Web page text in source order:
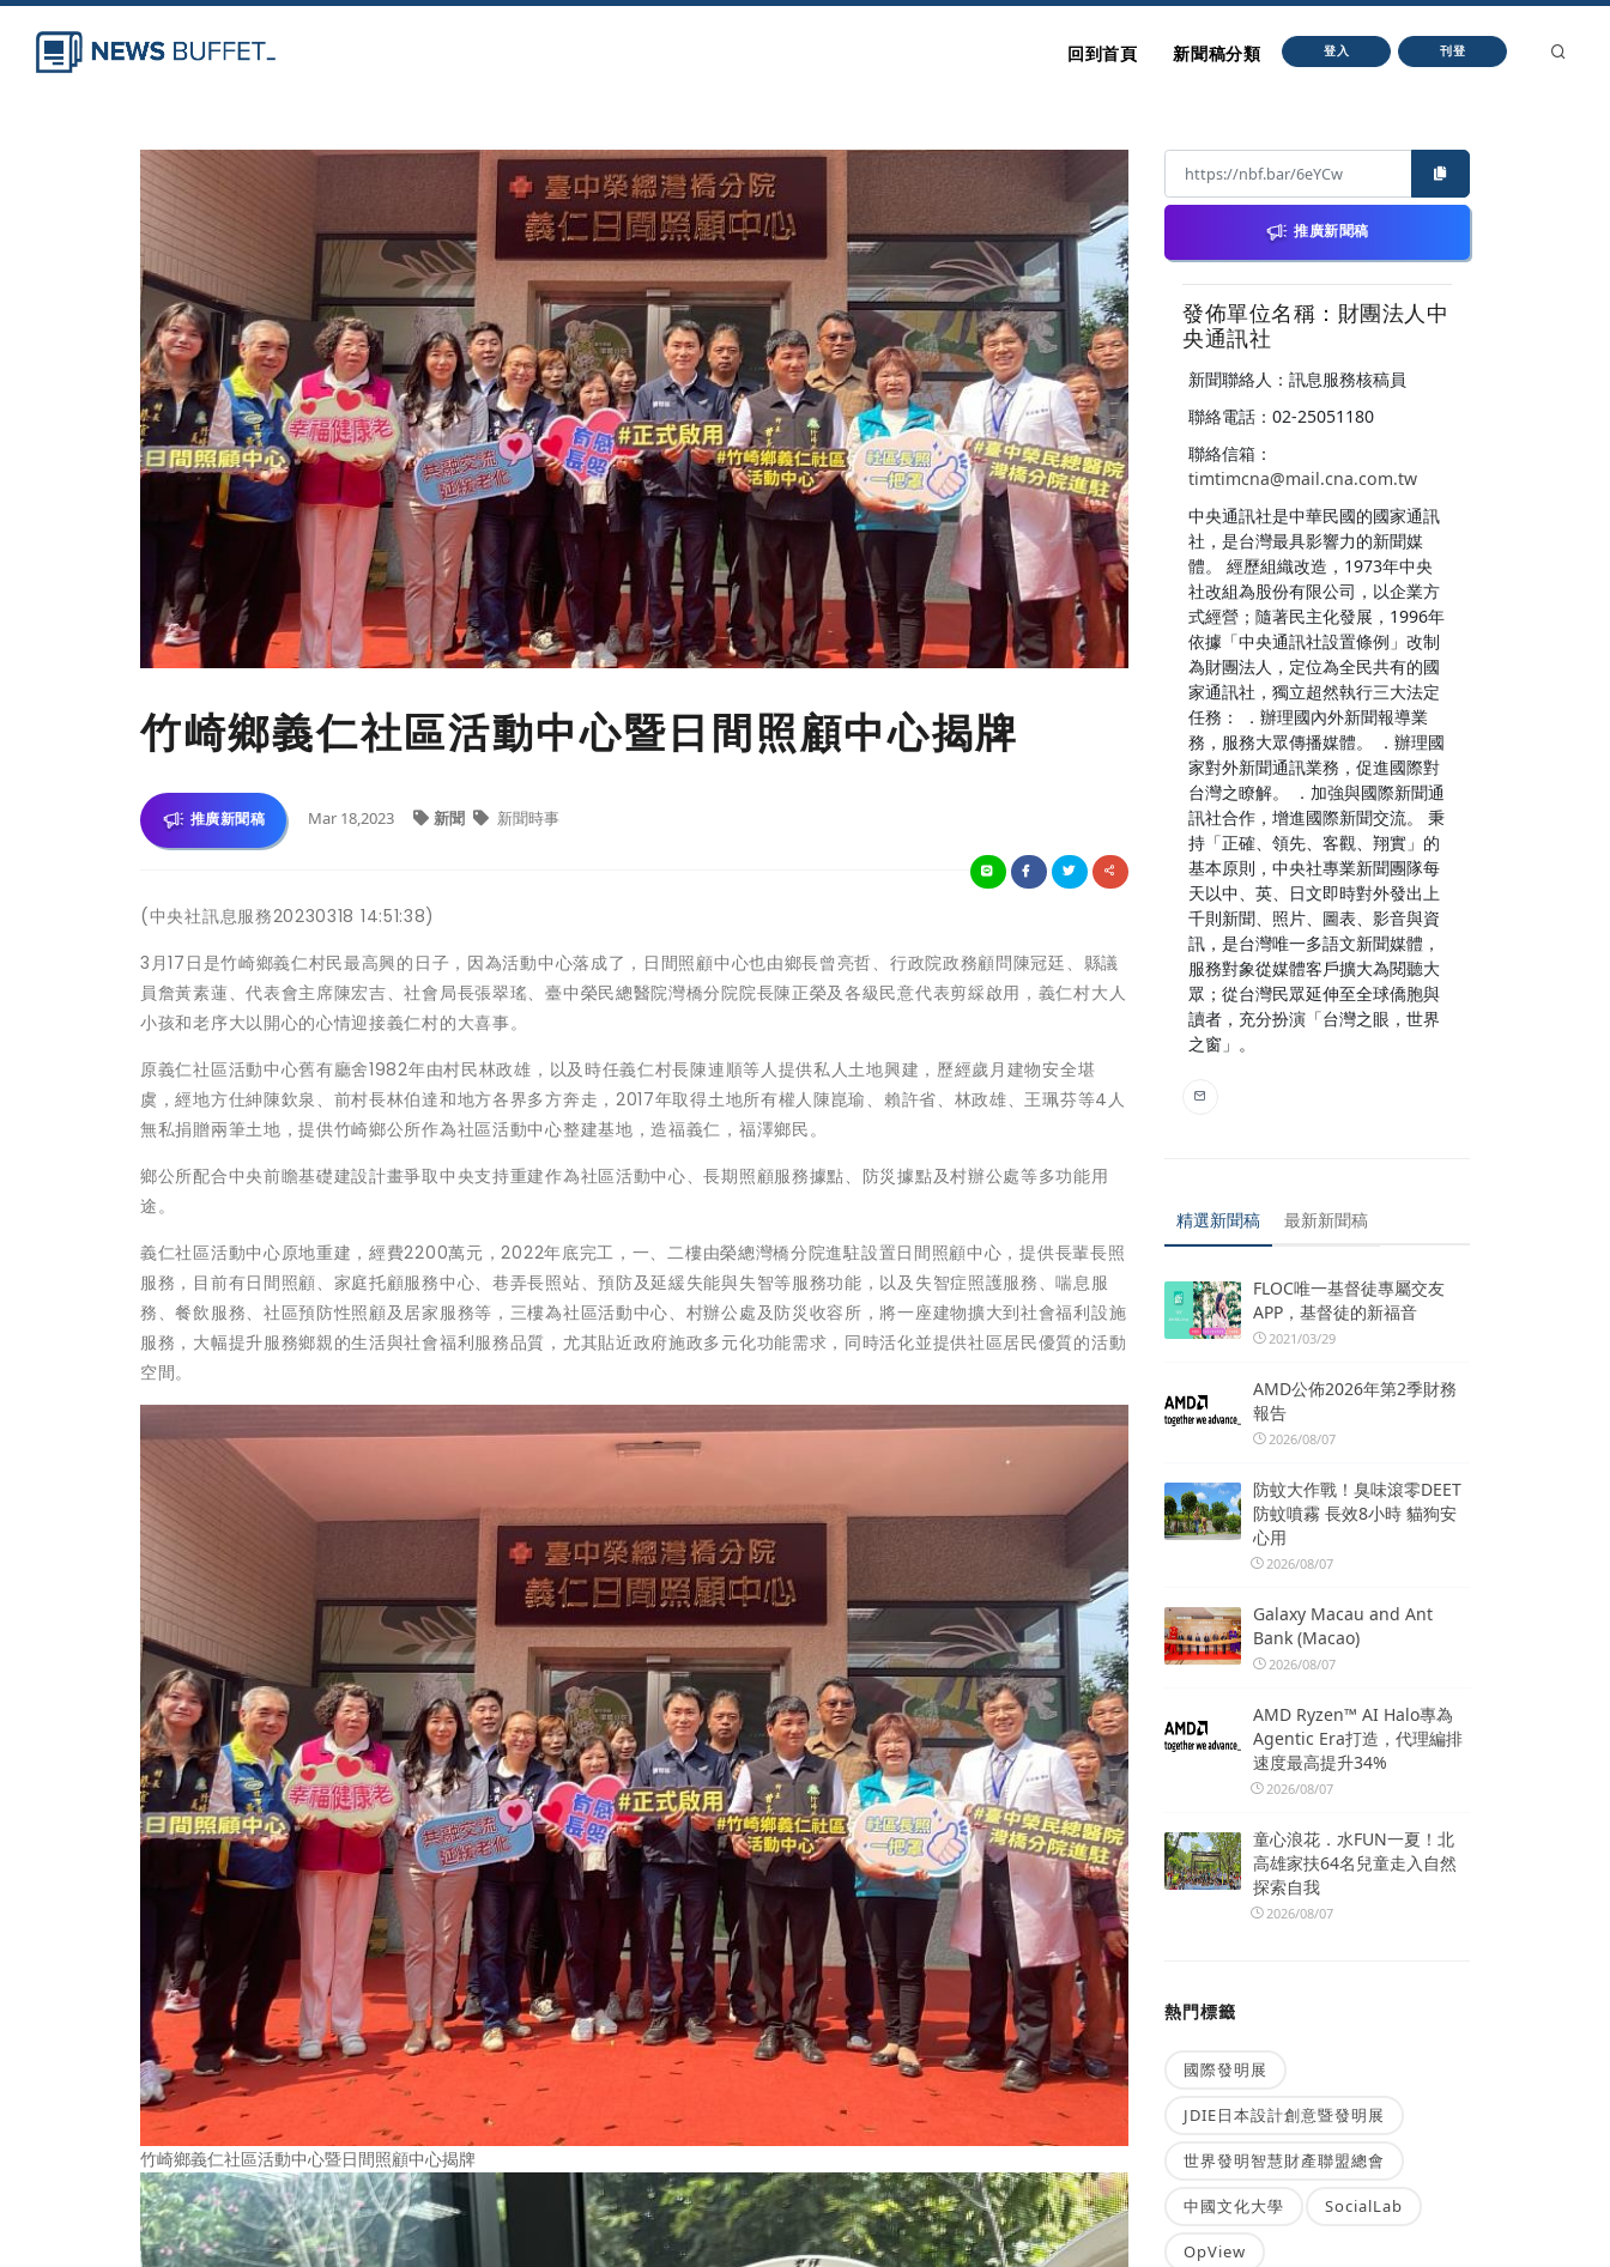
回到首頁 新聞稿分類 登入 刊登
竹崎鄉義仁社區活動中心暨日間照顧中心揭牌
推廣新聞稿 Mar 18,2023 新聞 新聞時事
(中央社訊息服務20230318 14:51:38)
3月17日是竹崎鄉義仁村民最高興的日子，因為活動中心落成了，日間照顧中心也由鄉長曾亮哲、行政院政務顧問陳冠廷、縣議
員詹黃素蓮、代表會主席陳宏吉、社會局長張翠瑤、臺中榮民總醫院灣橋分院院長陳正榮及各級民意代表剪綵啟用，義仁村大人
小孩和老序大以開心的心情迎接義仁村的大喜事。
原義仁社區活動中心舊有廳舍1982年由村民林政雄，以及時任義仁村長陳連順等人提供私人土地興建，歷經歲月建物安全堪
虞，經地方仕紳陳欽泉、前村長林伯達和地方各界多方奔走，2017年取得土地所有權人陳崑瑜、賴許省、林政雄、王珮芬等4人
無私捐贈兩筆土地，提供竹崎鄉公所作為社區活動中心整建基地，造福義仁，福澤鄉民。
鄉公所配合中央前瞻基礎建設計畫爭取中央支持重建作為社區活動中心、長期照顧服務據點、防災據點及村辦公處等多功能用
途。
義仁社區活動中心原地重建，經費2200萬元，2022年底完工，一、二樓由榮總灣橋分院進駐設置日間照顧中心，提供長輩長照
服務，目前有日間照顧、家庭托顧服務中心、巷弄長照站、預防及延緩失能與失智等服務功能，以及失智症照護服務、喘息服
務、餐飲服務、社區預防性照顧及居家服務等，三樓為社區活動中心、村辦公處及防災收容所，將一座建物擴大到社會福利設施
服務，大幅提升服務鄉親的生活與社會福利服務品質，尤其貼近政府施政多元化功能需求，同時活化並提供社區居民優質的活動
空間。
竹崎鄉義仁社區活動中心暨日間照顧中心揭牌
推廣新聞稿
發佈單位名稱：財團法人中
央通訊社
新聞聯絡人：訊息服務核稿員
聯絡電話：02-25051180
聯絡信箱：
timtimcna@mail.cna.com.tw
中央通訊社是中華民國的國家通訊
社，是台灣最具影響力的新聞媒
體。 經歷組織改造，1973年中央
社改組為股份有限公司，以企業方
式經營；隨著民主化發展，1996年
依據「中央通訊社設置條例」改制
為財團法人，定位為全民共有的國
家通訊社，獨立超然執行三大法定
任務： ．辦理國內外新聞報導業
務，服務大眾傳播媒體。 ．辦理國
家對外新聞通訊業務，促進國際對
台灣之瞭解。 ．加強與國際新聞通
訊社合作，增進國際新聞交流。 秉
持「正確、領先、客觀、翔實」的
基本原則，中央社專業新聞團隊每
天以中、英、日文即時對外發出上
千則新聞、照片、圖表、影音與資
訊，是台灣唯一多語文新聞媒體，
服務對象從媒體客戶擴大為閱聽大
眾；從台灣民眾延伸至全球僑胞與
讀者，充分扮演「台灣之眼，世界
之窗」。
精選新聞稿 最新新聞稿
FLOC唯一基督徒專屬交友
APP，基督徒的新福音
2021/03/29
AMD公佈2026年第2季財務
報告
2026/08/07
防蚊大作戰！臭味滾零DEET
防蚊噴霧 長效8小時 貓狗安
心用
2026/08/07
Galaxy Macau and Ant
Bank (Macao)
2026/08/07
AMD Ryzen™ AI Halo專為
Agentic Era打造，代理編排
速度最高提升34%
2026/08/07
童心浪花．水FUN一夏！北
高雄家扶64名兒童走入自然
探索自我
2026/08/07
熱門標籤
國際發明展
JDIE日本設計創意暨發明展
世界發明智慧財產聯盟總會
中國文化大學 SocialLab
OpView